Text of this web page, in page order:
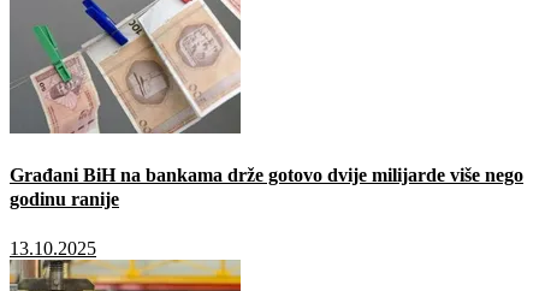
Građani BiH na bankama drže gotovo dvije milijarde više nego
godinu ranije
13.10.2025